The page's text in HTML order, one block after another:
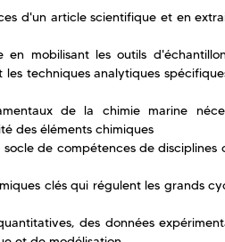
d'un article scientifique et en
en mobilisant les outils
techniques analytiques
de la chimie marine
des éléments chimiques
socle de compétences de
clés qui régulent les grands
des données